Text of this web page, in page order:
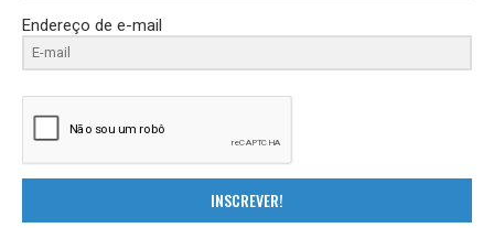
Endereço de e-mail
INSCREVER!